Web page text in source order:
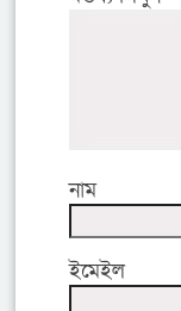
নাম
ইমেইল